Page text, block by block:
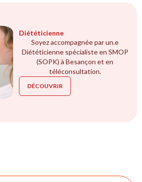
Diététicienne
Soyez accompagnée par un.e
Diététicienne spécialiste en SMOP
(SOPK) à Besançon et en
téléconsultation.
DÉCOUVRIR